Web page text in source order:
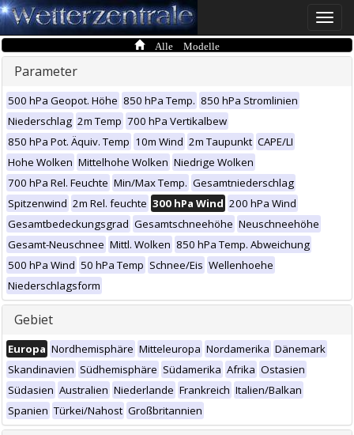
Toggle
Alle Modelle
Parameter
500 hPa Geopot. Höhe 850 hPa Temp. 850 hPa Stromlinien
Niederschlag 2m Temp 700 hPa Vertikalbew
850 hPa Pot. Äquiv. Temp 10m Wind 2m Taupunkt CAPE/LI
Hohe Wolken Mittelhohe Wolken Niedrige Wolken
700 hPa Rel. Feuchte Min/Max Temp. Gesamtniederschlag
Spitzenwind 2m Rel. feuchte 300 hPa Wind 200 hPa Wind
Gesamtbedeckungsgrad Gesamtschneehöhe Neuschneehöhe
Gesamt-Neuschnee Mittl. Wolken 850 hPa Temp. Abweichung
500 hPa Wind 50 hPa Temp Schnee/Eis Wellenhoehe
Niederschlagsform
Gebiet
Europa Nordhemisphäre Mitteleuropa Nordamerika Dänemark
Skandinavien Südhemisphäre Südamerika Afrika Ostasien
Südasien Australien Niederlande Frankreich Italien/Balkan
Spanien Türkei/Nahost Großbritannien